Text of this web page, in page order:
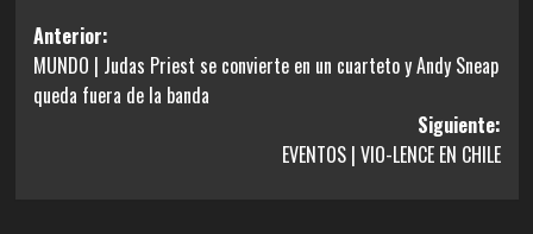
Navegación
de
entradas
Anterior:
MUNDO | Judas Priest se convierte en un cuarteto y Andy Sneap
queda fuera de la banda
Siguiente:
EVENTOS | VIO-LENCE EN CHILE